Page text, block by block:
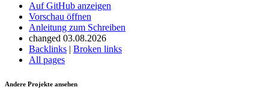
Auf GitHub anzeigen
Vorschau öffnen
Anleitung zum Schreiben
changed 03.08.2026
Backlinks | Broken links
All pages
Andere Projekte ansehen